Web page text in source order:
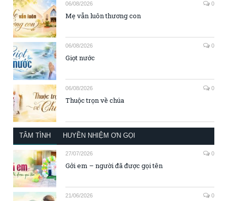
06/08/2026 0
Mẹ vẫn luôn thương con
06/08/2026 0
Giọt nước
06/08/2026 0
Thuộc trọn về chúa
TÂM TÌNH HUYỀN NHIỆM ƠN GỌI
27/07/2026 0
Gởi em – người đã được gọi tên
21/06/2026 0